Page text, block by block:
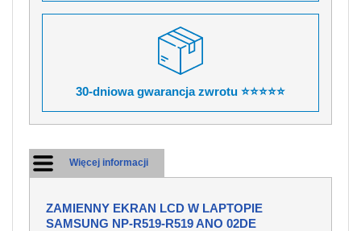
30-dniowa gwarancja zwrotu ⭐⭐⭐⭐⭐
Więcej informacji
ZAMIENNY EKRAN LCD W LAPTOPIE
SAMSUNG NP-R519-R519 ANO 02DE